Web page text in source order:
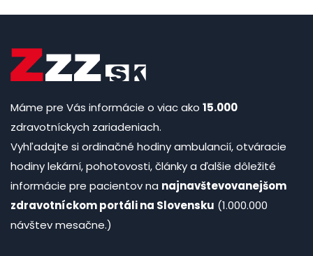
Máme pre Vás informácie o viac ako 15.000
zdravotníckych zariadeniach.
Vyhľadajte si ordinačné hodiny ambulancií, otváracie
hodiny lekární, pohotovosti, články a ďalšie dôležité
informácie pre pacientov na najnavštevovanejšom
zdravotníckom portáli na Slovensku (1.000.000
návštev mesačne.)